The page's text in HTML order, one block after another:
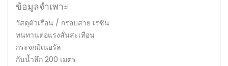
ข้อมูลจำเพาะ
วัสดุตัวเรือน / กรอบสาย เรซิน
ทนทานต่อแรงสั่นสะเทือน
กระจกมิเนอรัล
กันน้ำลึก 200 เมตร